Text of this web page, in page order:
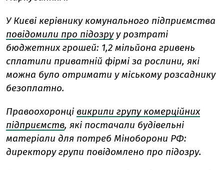
У Києві керівнику комунального підприємства
повідомили про підозру у розтраті
бюджетних грошей: 1,2 мільйона гривень
сплатили приватній фірмі за рослини, які
можна було отримати у міському розсаднику
безоплатно.
Правоохоронці викрили групу комерційних
підприємств, які постачали будівельні
матеріали для потреб Міноборони РФ:
директору групи повідомлено про підозру.